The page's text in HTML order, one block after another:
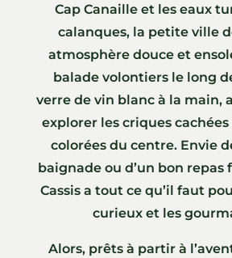
Cap Canaille et les eaux
calanques, la petite ville
atmosphère douce et
balade volontiers le long
verre de vin blanc à la main,
explorer les criques
colorées du centre. Envie
baignade ou d’un bon repas
Cassis a tout ce qu’il faut
curieux et les
Alors, prêts à partir à